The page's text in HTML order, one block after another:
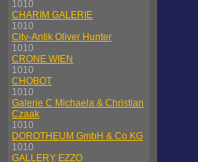
1010
CHARIM GALERIE
1010
City-Antik Oliver Hunter
1010
CRONE WIEN
1010
CHOBOT
1010
Galerie C Michaela & Christian
Czaak
1010
DOROTHEUM GmbH & Co KG
1010
GALLERY EZZO